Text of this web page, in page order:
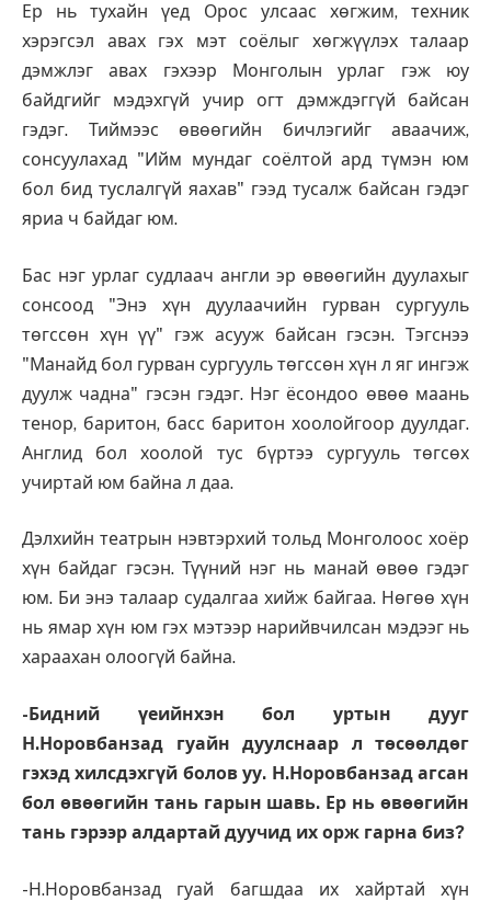
Ер нь тухайн үед Орос улсаас хөгжим, техник
хэрэгсэл авах гэх мэт соёлыг хөгжүүлэх талаар
дэмжлэг авах гэхээр Монголын урлаг гэж юу
байдгийг мэдэхгүй учир огт дэмждэггүй байсан
гэдэг. Тиймээс өвөөгийн бичлэгийг аваачиж,
сонсуулахад "Ийм мундаг соёлтой ард түмэн юм
бол бид туслалгүй яахав" гээд тусалж байсан гэдэг
яриа ч байдаг юм.
Бас нэг урлаг судлаач англи эр өвөөгийн дуулахыг
сонсоод "Энэ хүн дуулаачийн гурван сургууль
төгссөн хүн үү" гэж асууж байсан гэсэн. Тэгснээ
"Манайд бол гурван сургууль төгссөн хүн л яг ингэж
дуулж чадна" гэсэн гэдэг. Нэг ёсондоо өвөө маань
тенор, баритон, басс баритон хоолойгоор дуулдаг.
Англид бол хоолой тус бүртээ сургууль төгсөх
учиртай юм байна л даа.
Дэлхийн театрын нэвтэрхий тольд Монголоос хоёр
хүн байдаг гэсэн. Түүний нэг нь манай өвөө гэдэг
юм. Би энэ талаар судалгаа хийж байгаа. Нөгөө хүн
нь ямар хүн юм гэх мэтээр нарийвчилсан мэдээг нь
хараахан олоогүй байна.
-Бидний үеийнхэн бол уртын дууг
Н.Норовбанзад гуайн дуулснаар л төсөөлдөг
гэхэд хилсдэхгүй болов уу. Н.Норовбанзад агсан
бол өвөөгийн тань гарын шавь. Ер нь өвөөгийн
тань гэрээр алдартай дуучид их орж гарна биз?
-Н.Норовбанзад гуай багшдаа их хайртай хүн